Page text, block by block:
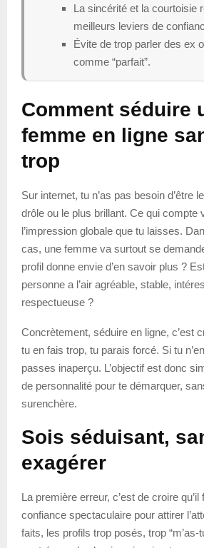
La sincérité et la courtoisie
meilleurs leviers de
Évite de trop parler des ex
comme “parfait”.
Comment séduire
femme en ligne
trop
Sur internet, tu n’as pas besoin d’être
drôle ou le plus brillant. Ce qui compte
l’impression globale que tu laisses.
cas, une femme va surtout se
profil donne envie d’en savoir plus ?
personne a l’air agréable, stable,
respectueuse ?
Concrètement, séduire en ligne, c’est
tu en fais trop, tu parais forcé. Si tu
passes inaperçu. L’objectif est donc
de personnalité pour te démarquer,
surenchère.
Sois séduisant,
exagérer
La première erreur, c’est de croire
confiance spectaculaire pour attirer
faits, les profils trop posés, trop “m’as-